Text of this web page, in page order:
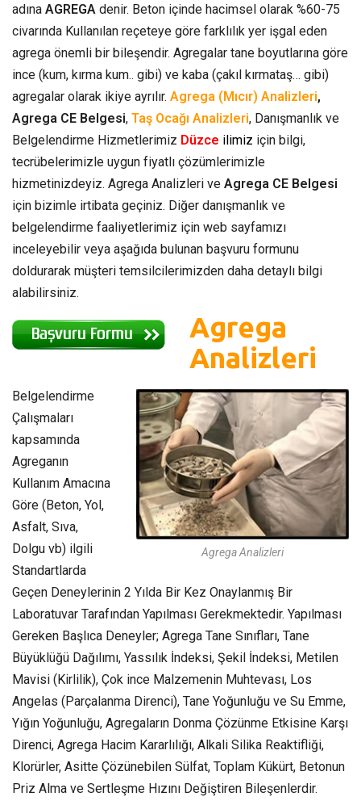
adına AGREGA denir. Beton içinde hacimsel olarak %60-75
civarında Kullanılan reçeteye göre farklılık yer işgal eden
agrega önemli bir bileşendir. Agregalar tane boyutlarına göre
ince (kum, kırma kum.. gibi) ve kaba (çakıl kırmataş… gibi)
agregalar olarak ikiye ayrılır. Agrega (Mıcır) Analizleri,
Agrega CE Belgesi, Taş Ocağı Analizleri, Danışmanlık ve
Belgelendirme Hizmetlerimiz Düzce ilimiz için bilgi,
tecrübelerimizle uygun fiyatlı çözümlerimizle
hizmetinizdeyiz. Agrega Analizleri ve Agrega CE Belgesi
için bizimle irtibata geçiniz. Diğer danışmanlık ve
belgelendirme faaliyetlerimiz için web sayfamızı
inceleyebilir veya aşağıda bulunan başvuru formunu
doldurarak müşteri temsilcilerimizden daha detaylı bilgi
alabilirsiniz.
Agrega
Analizleri
Agrega Analizleri
Belgelendirme
Çalışmaları
kapsamında
Agreganın
Kullanım Amacına
Göre (Beton, Yol,
Asfalt, Sıva,
Dolgu vb) ilgili
Standartlarda
Geçen Deneylerinin 2 Yılda Bir Kez Onaylanmış Bir
Laboratuvar Tarafından Yapılması Gerekmektedir. Yapılması
Gereken Başlıca Deneyler; Agrega Tane Sınıfları, Tane
Büyüklüğü Dağılımı, Yassılık İndeksi, Şekil İndeksi, Metilen
Mavisi (Kirlilik), Çok ince Malzemenin Muhtevası, Los
Angelas (Parçalanma Direnci), Tane Yoğunluğu ve Su Emme,
Yığın Yoğunluğu, Agregaların Donma Çözünme Etkisine Karşı
Direnci, Agrega Hacim Kararlılığı, Alkali Silika Reaktifliği,
Klorürler, Asitte Çözünebilen Sülfat, Toplam Kükürt, Betonun
Priz Alma ve Sertleşme Hızını Değiştiren Bileşenlerdir.